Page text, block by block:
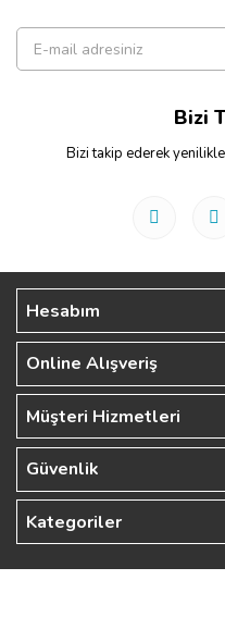
Bizi
Bizi takip ederek
Hesabım
Online Alışveriş
Müşteri Hizmetleri
Güvenlik
Kategoriler